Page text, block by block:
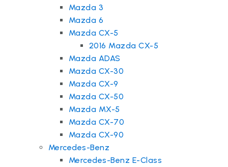
Mazda 3
Mazda 6
Mazda CX-5
2016 Mazda CX-5
Mazda ADAS
Mazda CX-30
Mazda CX-9
Mazda CX-50
Mazda MX-5
Mazda CX-70
Mazda CX-90
Mercedes-Benz
Mercedes-Benz E-Class